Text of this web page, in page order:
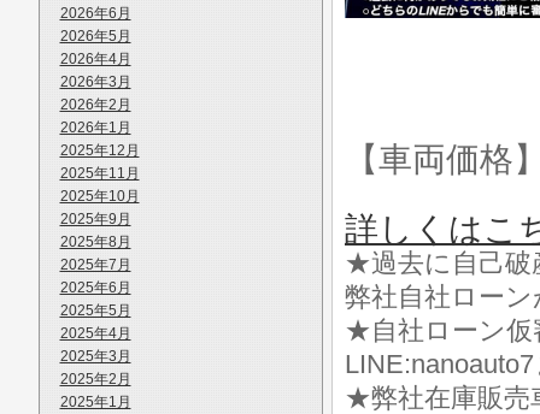
2026年6月
2026年5月
2026年4月
2026年3月
2026年2月
2026年1月
2025年12月
2025年11月
2025年10月
2025年9月
2025年8月
2025年7月
2025年6月
2025年5月
2025年4月
2025年3月
2025年2月
2025年1月
【車両価格
詳しくはこ
★過去に自己破
弊社自社ロー
★自社ローン仮
★弊社在庫販売